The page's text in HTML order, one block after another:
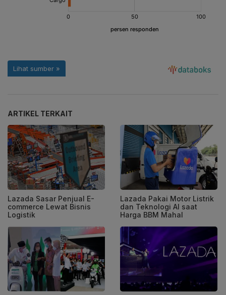
ARTIKEL TERKAIT
Lazada Sasar Penjual E-
commerce Lewat Bisnis
Logistik
Lazada Pakai Motor Listrik
dan Teknologi AI saat
Harga BBM Mahal